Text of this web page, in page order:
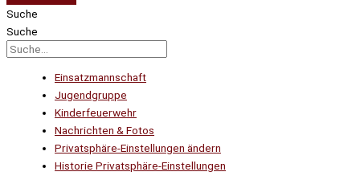
Suche
Suche
Einsatzmannschaft
Jugendgruppe
Kinderfeuerwehr
Nachrichten & Fotos
Privatsphäre-Einstellungen ändern
Historie Privatsphäre-Einstellungen